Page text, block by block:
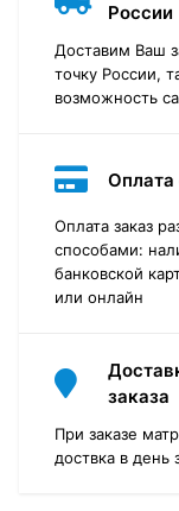
России
Доставим Ваш
точку России,
возможность
Оплата
Оплата заказ
способами:
банковской
или онлайн
заказа
При заказе
доствка в день